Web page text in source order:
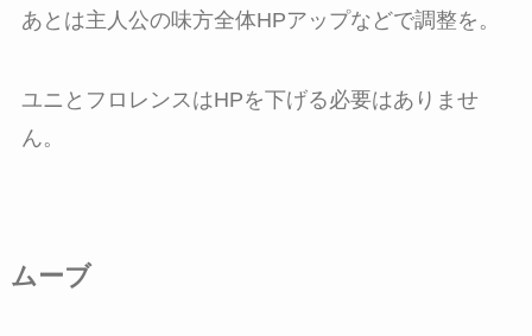
あとは主人公の味方全体HPアップなどで調整を。
ユニとフロレンスはHPを下げる必要はありませ
ん。
ムーブ